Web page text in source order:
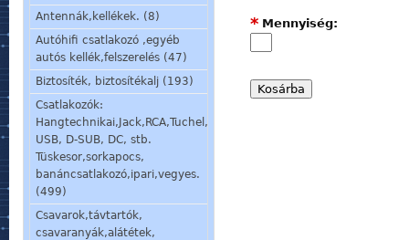
Antennák,kellékek. (8)
Autóhifi csatlakozó ,egyéb
autós kellék,felszerelés (47)
Biztosíték, biztosítékalj (193)
Csatlakozók:
Hangtechnikai,Jack,RCA,Tuchel,
USB, D-SUB, DC, stb.
Tüskesor,sorkapocs,
banáncsatlakozó,ipari,vegyes.
(499)
Csavarok,távtartók,
csavaranyák,alátétek,
Mennyiség:
*